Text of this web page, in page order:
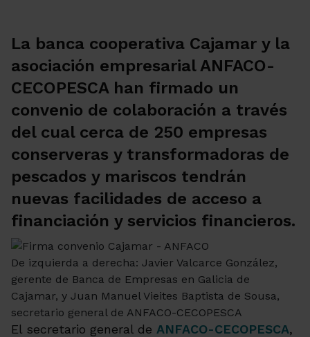
La banca cooperativa Cajamar y la
asociación empresarial ANFACO-
CECOPESCA han firmado un
convenio de colaboración a través
del cual cerca de 250 empresas
conserveras y transformadoras de
pescados y mariscos tendrán
nuevas facilidades de acceso a
financiación y servicios financieros.
De izquierda a derecha: Javier Valcarce González,
gerente de Banca de Empresas en Galicia de
Cajamar, y Juan Manuel Vieites Baptista de Sousa,
secretario general de ANFACO-CECOPESCA
El secretario general de ANFACO-CECOPESCA,